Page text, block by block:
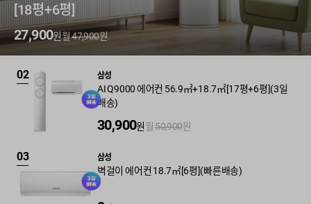
[18평+6평]
27,900원월47,900원
02 삼성
AI Q9000 에어컨 56.9㎡+18.7㎡[17평+6평](3일
배송)
30,900원월 50,900원
03 삼성
벽걸이 에어컨 18.7㎡[6평](빠른배송)